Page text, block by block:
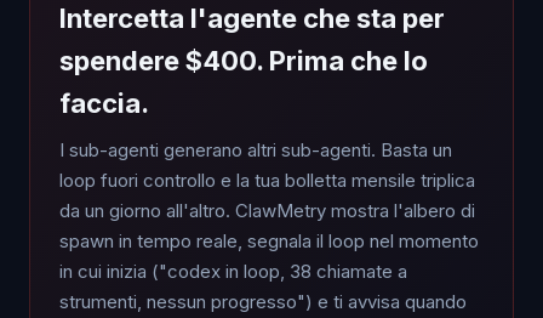
Intercetta l'agente che sta per
spendere $400. Prima che lo
faccia.
I sub-agenti generano altri sub-agenti. Basta un
loop fuori controllo e la tua bolletta mensile triplica
da un giorno all'altro. ClawMetry mostra l'albero di
spawn in tempo reale, segnala il loop nel momento
in cui inizia ("codex in loop, 38 chiamate a
strumenti, nessun progresso") e ti avvisa quando